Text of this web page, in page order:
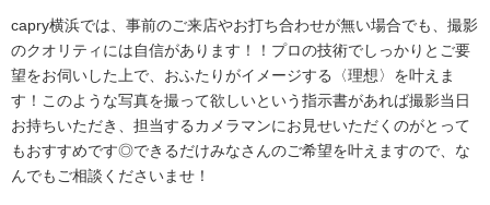
capry横浜では、事前のご来店やお打ち合わせが無い場合でも、撮影
のクオリティには自信があります！！プロの技術でしっかりとご要
望をお伺いした上で、おふたりがイメージする〈理想〉を叶えま
す！このような写真を撮って欲しいという指示書があれば撮影当日
お持ちいただき、担当するカメラマンにお見せいただくのがとって
もおすすめです◎できるだけみなさんのご希望を叶えますので、な
んでもご相談くださいませ！